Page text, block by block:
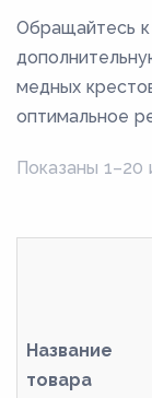
Обращайтесь к
медных
оптимальное
Показаны 1–20
Название
товара